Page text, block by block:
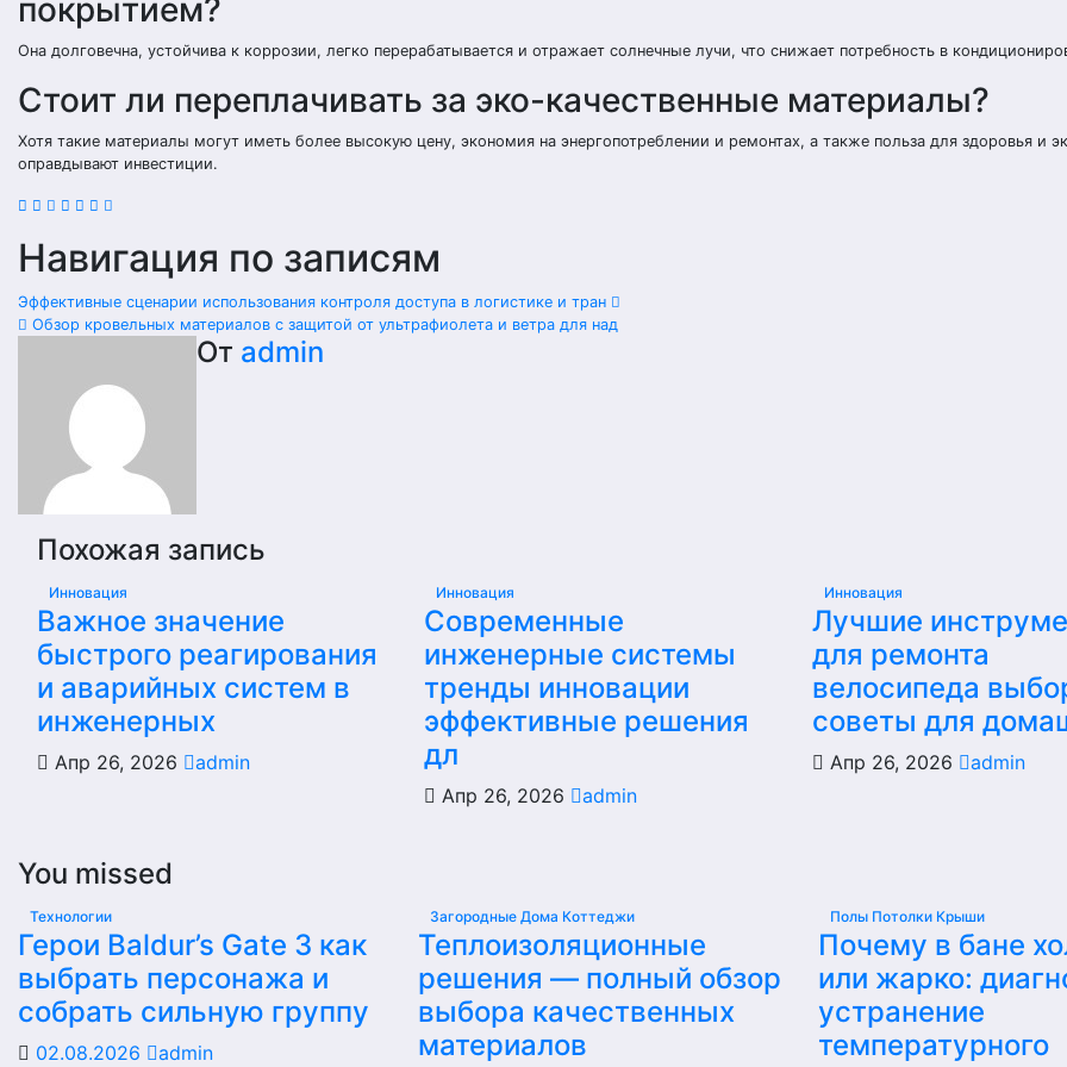
покрытием?
Она долговечна, устойчива к коррозии, легко перерабатывается и отражает солнечные лучи, что снижает потребность в
Стоит ли переплачивать за эко-качественные материалы?
Хотя такие материалы могут иметь более высокую цену, экономия на энергопотреблении и ремонтах, а также польза для здоровья и
оправдывают инвестиции.
Навигация по записям
Эффективные сценарии использования контроля доступа в логистике и тран
Обзор кровельных материалов с защитой от ультрафиолета и ветра для над
От admin
Похожая запись
Инновация
Важное значение
быстрого реагирования
и аварийных систем в
инженерных
Апр 26, 2026 admin
Инновация
Современные
инженерные системы
тренды инновации
эффективные решения
дл
Апр 26, 2026 admin
Инновация
Лучшие
для ремонта
велосипеда
советы для
Апр 26, 2026 admin
You missed
Технологии
Герои Baldur’s Gate 3 как
выбрать персонажа и
собрать сильную группу
02.08.2026 admin
Загородные Дома Коттеджи
Теплоизоляционные
решения — полный обзор
выбора качественных
материалов
Полы Потолки Крыши
Почему в бане
или жарко:
устранение
температурного